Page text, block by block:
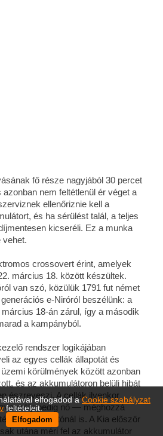
fő része nagyjából 30 percet
nem feltétlenül ér véget a
ellenőriznie kell a
és ha sérülést talál, a teljes
kicseréli. Ez a munka
vehet.
crossovert érint, amelyek
március 18. között készültek.
van szó, közülük 1791 fut német
e-Niróról beszélünk: a
18-án zárul, így a második
a kampányból.
rendszer logikájában
az egyes cellák állapotát és
körülmények között azonban
és az akkumulátoron belüli hibát
észreveszi. A cellák ilyenkor
pedig nő — méghozzá
alatt álló autónál is. A Kia először
utána méri fel az akkumulátor
elfogadod aCookie szabályzat
feltételeit.
Elfogadom